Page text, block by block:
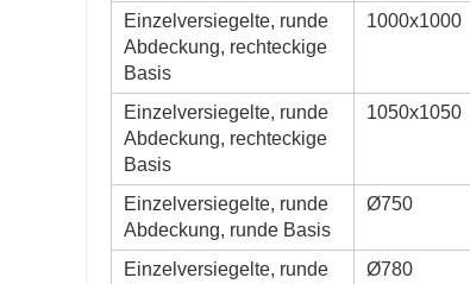
Einzelversiegelte, runde
Abdeckung, rechteckige
Basis
1000x1000
Einzelversiegelte, runde
Abdeckung, rechteckige
Basis
1050x1050
Einzelversiegelte, runde
Abdeckung, runde Basis
Ø750
Einzelversiegelte, runde
Ø780